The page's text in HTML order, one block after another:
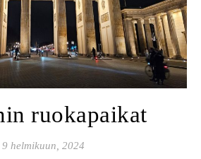
ruokapaikat
9 helmikuun, 2024